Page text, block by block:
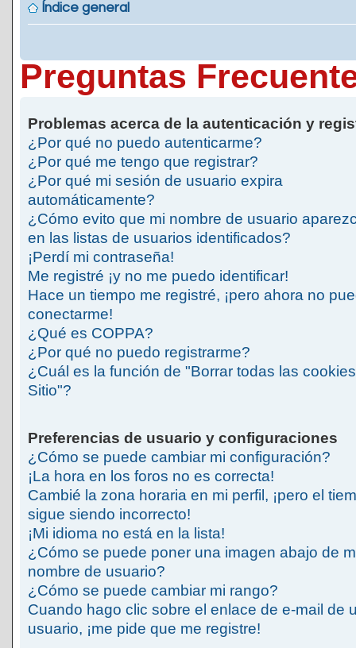
Índice general
Preguntas
Problemas acerca de la autenticación y
¿Por qué no puedo autenticarme?
¿Por qué me tengo que registrar?
¿Por qué mi sesión de usuario expira
automáticamente?
¿Cómo evito que mi nombre de usuario
en las listas de usuarios identificados?
¡Perdí mi contraseña!
Me registré ¡y no me puedo identificar!
Hace un tiempo me registré, ¡pero ahora no
conectarme!
¿Qué es COPPA?
¿Por qué no puedo registrarme?
¿Cuál es la función de "Borrar todas las
Sitio"?
Preferencias de usuario y configuraciones
¿Cómo se puede cambiar mi configuración?
¡La hora en los foros no es correcta!
Cambié la zona horaria en mi perfil, ¡pero el
sigue siendo incorrecto!
¡Mi idioma no está en la lista!
¿Cómo se puede poner una imagen abajo de
nombre de usuario?
¿Cómo se puede cambiar mi rango?
Cuando hago clic sobre el enlace de e-mail de
usuario, ¡me pide que me registre!